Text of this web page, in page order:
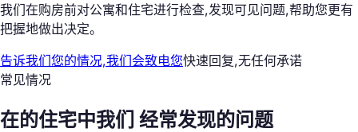
我们在购房前对公寓和住宅进行检查,发现可见问题,帮助您更有
把握地做出决定。
告诉我们您的情况,我们会致电您快速回复,无任何承诺
常见情况
在的住宅中我们 经常发现的问题